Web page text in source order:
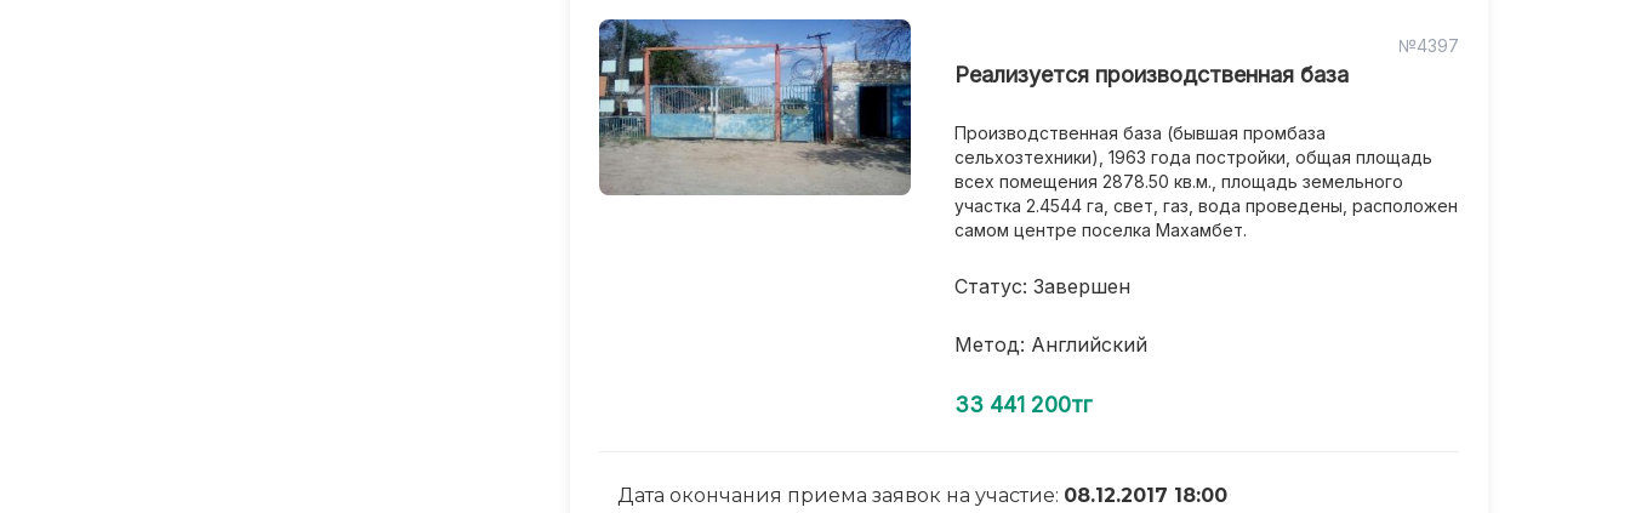
№4397
Реализуется производственная база
Производственная база (бывшая промбаза
сельхозтехники), 1963 года постройки, общая площадь
всех помещения 2878.50 кв.м., площадь земельного
участка 2.4544 га, свет, газ, вода проведены, расположен
самом центре поселка Махамбет.
Статус: Завершен
Метод: Английский
33 441 200тг
Дата окончания приема заявок на участие: 08.12.2017 18:00